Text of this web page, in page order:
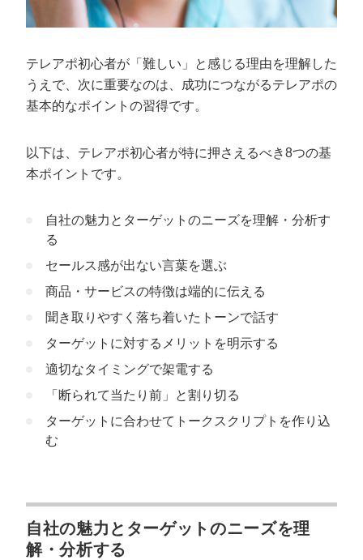
テレアポ初心者が「難しい」と感じる理由を理解した
うえで、次に重要なのは、成功につながるテレアポの
基本的なポイントの習得です。
以下は、テレアポ初心者が特に押さえるべき8つの基
本ポイントです。
自社の魅力とターゲットのニーズを理解・分析す
る
セールス感が出ない言葉を選ぶ
商品・サービスの特徴は端的に伝える
聞き取りやすく落ち着いたトーンで話す
ターゲットに対するメリットを明示する
適切なタイミングで架電する
「断られて当たり前」と割り切る
ターゲットに合わせてトークスクリプトを作り込
む
自社の魅力とターゲットのニーズを理
解・分析する